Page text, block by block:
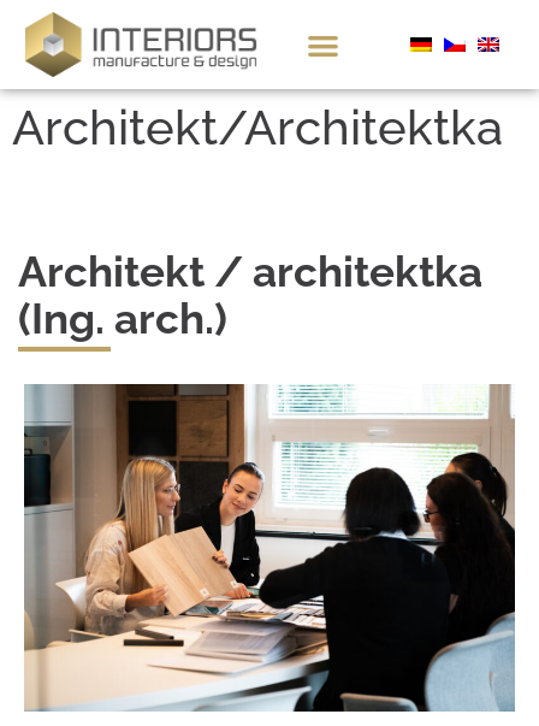
Architekt/Architektka
Architekt / architektka
(Ing. arch.)